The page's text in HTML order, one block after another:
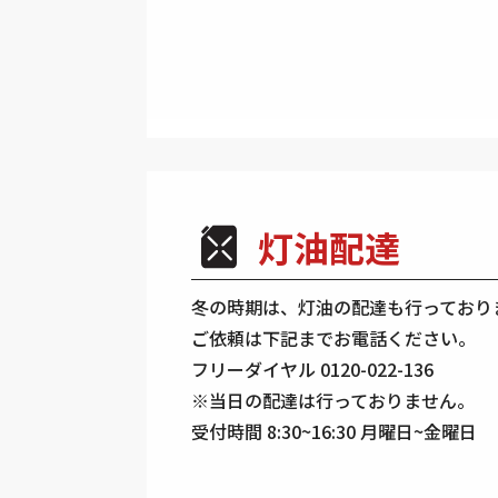
灯油配達
冬の時期は、灯油の配達も行っており
ご依頼は下記までお電話ください。
フリーダイヤル 0120-022-136
※当日の配達は行っておりません。
受付時間 8:30~16:30 月曜日~金曜日